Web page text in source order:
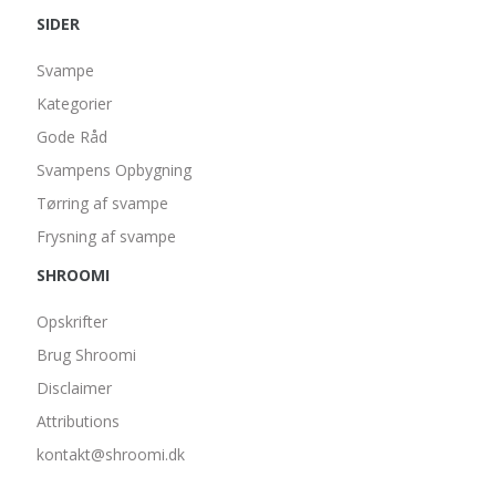
SIDER
Svampe
Kategorier
Gode Råd
Svampens Opbygning
Tørring af svampe
Frysning af svampe
SHROOMI
Opskrifter
Brug Shroomi
Disclaimer
Attributions
kontakt@shroomi.dk